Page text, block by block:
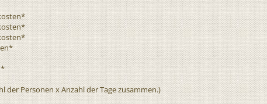
der Personen x Anzahl der Tage zusammen.)